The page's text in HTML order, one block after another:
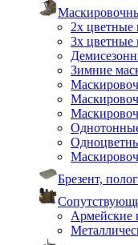
2х цветные
3х цветные
Зимние
Брезент,
Армейские